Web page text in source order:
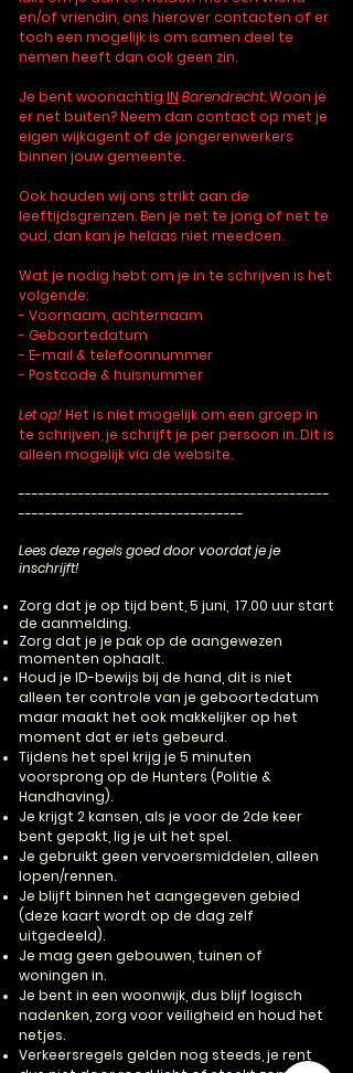
en/of vriendin, ons hierover contacten of er
toch een mogelijk is om samen deel te
nemen heeft dan ook geen zin.
Je bent woonachtig IN Barendrecht. Woon je
er net buiten? Neem dan contact op met je
eigen wijkagent of de jongerenwerkers
binnen jouw gemeente.
Ook houden wij ons strikt aan de
leeftijdsgrenzen. Ben je net te jong of net te
oud, dan kan je helaas niet meedoen.
Wat je nodig hebt om je in te schrijven is het
volgende:
- Voornaam, achternaam
- Geboortedatum
- E-mail & telefoonnummer
- Postcode & huisnummer
Let op!Het is niet mogelijk om een groep in
te schrijven, je schrijft je per persoon in. Dit is
alleen mogelijk via de website.
-----------------------------------------------
----------------------------------
Lees deze regels goed door voordat je je
inschrijft!
Zorg dat je op tijd bent, 5 juni, 17.00 uur start
de aanmelding.
Zorg dat je je pak op de aangewezen
momenten ophaalt.
Houd je ID-bewijs bij de hand, dit is niet
alleen ter controle van je geboortedatum
maar maakt het ook makkelijker op het
moment dat er iets gebeurd.
Tijdens het spel krijg je 5 minuten
voorsprong op de Hunters (Politie &
Handhaving).
Je krijgt 2 kansen, als je voor de 2de keer
bent gepakt, lig je uit het spel.
Je gebruikt geen vervoersmiddelen, alleen
lopen/rennen.
Je blijft binnen het aangegeven gebied
(deze kaart wordt op de dag zelf
uitgedeeld).
Je mag geen gebouwen, tuinen of
woningen in.
Je bent in een woonwijk, dus blijf logisch
nadenken, zorg voor veiligheid en houd het
netjes.
Verkeersregels gelden nog steeds, je rent